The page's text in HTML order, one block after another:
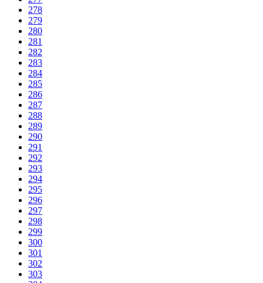
278
279
280
281
282
283
284
285
286
287
288
289
290
291
292
293
294
295
296
297
298
299
300
301
302
303